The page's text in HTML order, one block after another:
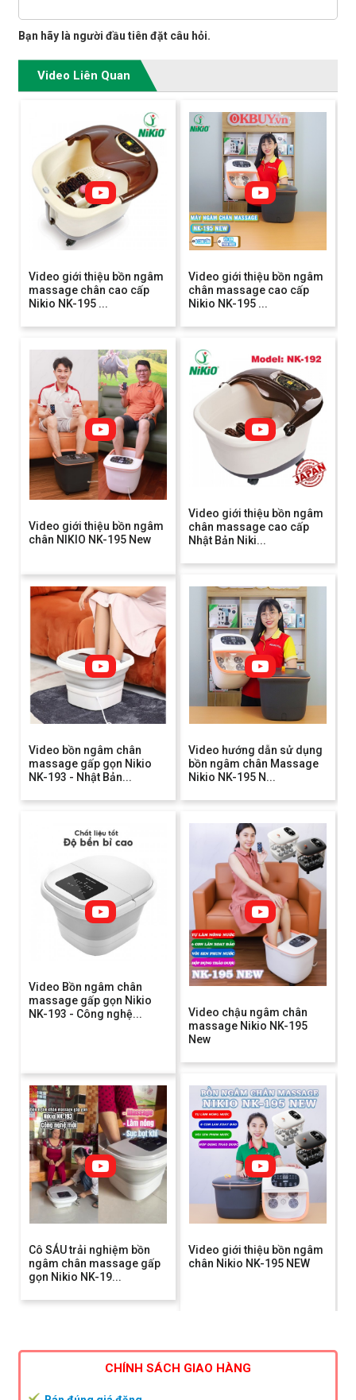
Bạn hãy là người đầu tiên đặt câu hỏi.
Video Liên Quan
Video giới thiệu bồn ngâm
massage chân cao cấp
Nikio NK-195 ...
Video giới thiệu bồn ngâm
chân massage cao cấp
Nikio NK-195 ...
Video giới thiệu bồn ngâm
chân NIKIO NK-195 New
Video giới thiệu bồn ngâm
chân massage cao cấp
Nhật Bản Niki...
Video bồn ngâm chân
massage gấp gọn Nikio
NK-193 - Nhật Bản...
Video hướng dẫn sử dụng
bồn ngâm chân Massage
Nikio NK-195 N...
Video Bồn ngâm chân
massage gấp gọn Nikio
NK-193 - Công nghệ...
Video chậu ngâm chân
massage Nikio NK-195
New
Cô SÁU trải nghiệm bồn
ngâm chân massage gấp
gọn Nikio NK-19...
Video giới thiệu bồn ngâm
chân Nikio NK-195 NEW
CHÍNH SÁCH GIAO HÀNG